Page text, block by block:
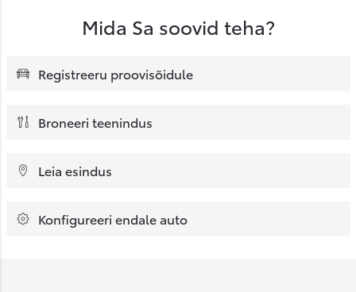
Mida Sa soovid teha?
Registreeru proovisõidule
Broneeri teenindus
Leia esindus
Konfigureeri endale auto